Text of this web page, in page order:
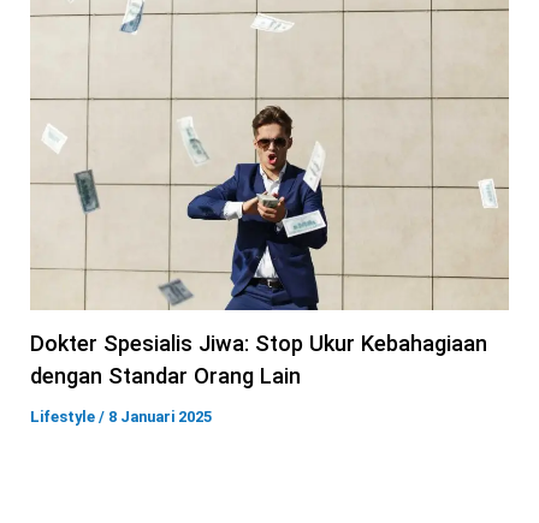
Dokter Spesialis Jiwa: Stop Ukur Kebahagiaan
dengan Standar Orang Lain
Lifestyle / 8 Januari 2025